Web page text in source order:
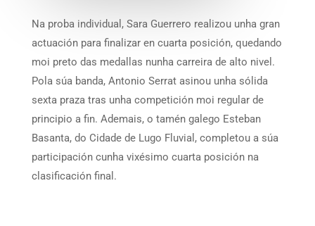
Na proba individual, Sara Guerrero realizou unha gran
actuación para finalizar en cuarta posición, quedando
moi preto das medallas nunha carreira de alto nivel.
Pola súa banda, Antonio Serrat asinou unha sólida
sexta praza tras unha competición moi regular de
principio a fin. Ademais, o tamén galego Esteban
Basanta, do Cidade de Lugo Fluvial, completou a súa
participación cunha vixésimo cuarta posición na
clasificación final.